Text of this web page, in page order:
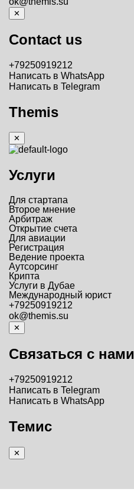
✕
Contact us
+79250919212
Написать в WhatsApp
Написать в Telegram
Themis
✕
Услуги
Для стартапа
Второе мнение
Арбитраж
Открытие счета
Для авиации
Регистрация
Ведение проекта
Аутсорсинг
Крипта
Услуги в Дубае
Международный юрист
+79250919212
ok@themis.su
✕
Связаться с нами
+79250919212
Написать в Telegram
Написать в WhatsApp
Темис
✕